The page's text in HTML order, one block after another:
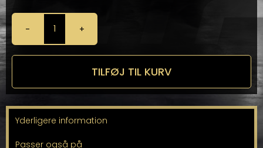
Brede
Skærme
fra
antal
TILFØJ TIL KURV
Yderligere information
Passer også på